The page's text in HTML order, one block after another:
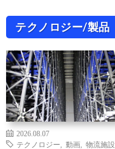
テクノロジー/製品
2026.08.07
テクノロジー
動画 物流施設